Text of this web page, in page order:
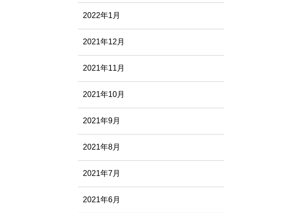
2022年1月
2021年12月
2021年11月
2021年10月
2021年9月
2021年8月
2021年7月
2021年6月